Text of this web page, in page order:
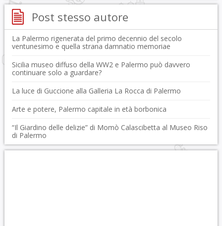
Post stesso autore
La Palermo rigenerata del primo decennio del secolo
ventunesimo e quella strana damnatio memoriae
Sicilia museo diffuso della WW2 e Palermo può davvero
continuare solo a guardare?
La luce di Guccione alla Galleria La Rocca di Palermo
Arte e potere, Palermo capitale in età borbonica
“Il Giardino delle delizie” di Momò Calascibetta al Museo Riso
di Palermo